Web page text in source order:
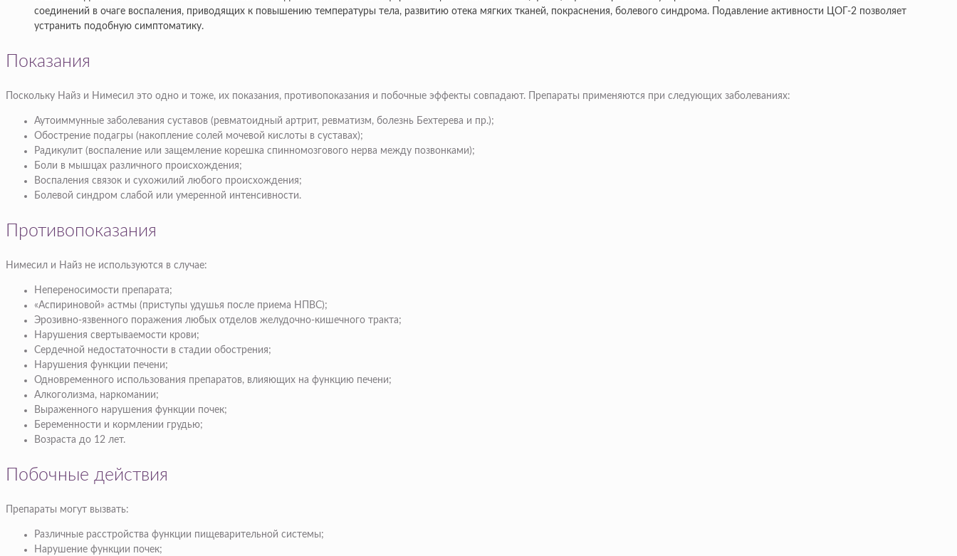
соединений в очаге воспаления, приводящих к повышению температуры тела, развитию отека мягких тканей, покраснения, болевого синдрома. Подавление активности ЦОГ-2 позволяет
устранить подобную симптоматику.
Показания
Поскольку Найз и Нимесил это одно и тоже, их показания, противопоказания и побочные эффекты совпадают. Препараты применяются при следующих заболеваниях:
Аутоиммунные заболевания суставов (ревматоидный артрит, ревматизм, болезнь Бехтерева и пр.);
Обострение подагры (накопление солей мочевой кислоты в суставах);
Радикулит (воспаление или защемление корешка спинномозгового нерва между позвонками);
Боли в мышцах различного происхождения;
Воспаления связок и сухожилий любого происхождения;
Болевой синдром слабой или умеренной интенсивности.
Противопоказания
Нимесил и Найз не используются в случае:
Непереносимости препарата;
«Аспириновой» астмы (приступы удушья после приема НПВС);
Эрозивно-язвенного поражения любых отделов желудочно-кишечного тракта;
Нарушения свертываемости крови;
Сердечной недостаточности в стадии обострения;
Нарушения функции печени;
Одновременного использования препаратов, влияющих на функцию печени;
Алкоголизма, наркомании;
Выраженного нарушения функции почек;
Беременности и кормлении грудью;
Возраста до 12 лет.
Побочные действия
Препараты могут вызвать:
Различные расстройства функции пищеварительной системы;
Нарушение функции почек;